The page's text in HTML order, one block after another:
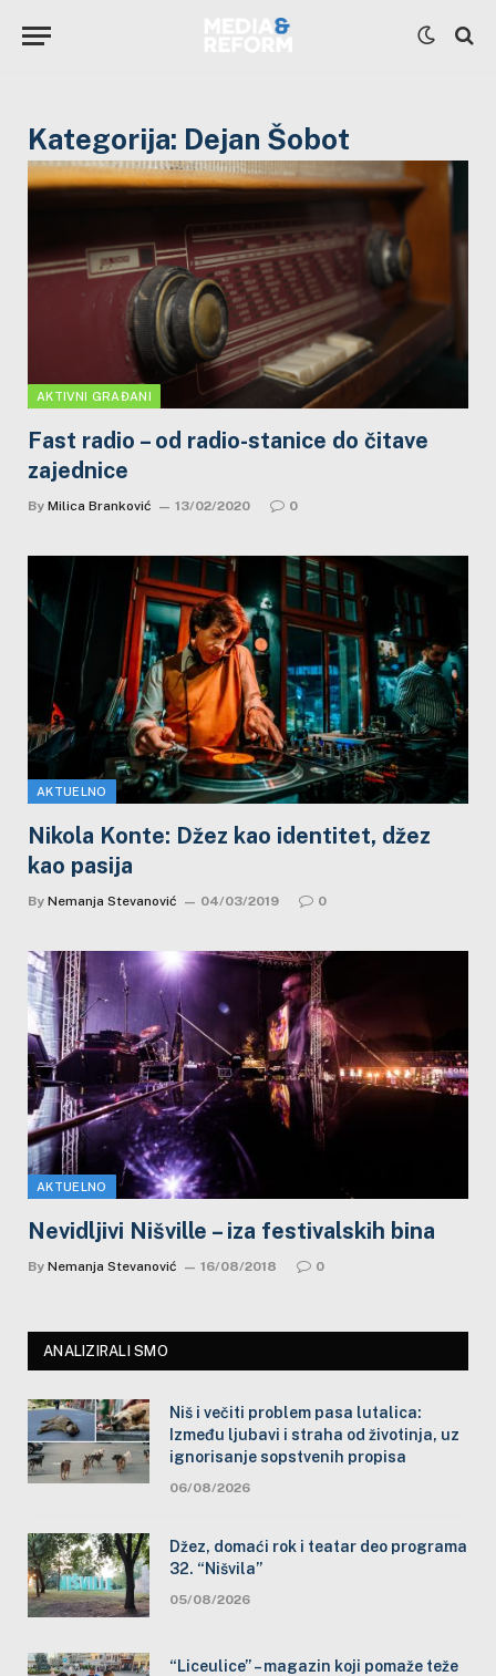
Kategorija: Dejan Šobot
AKTIVNI GRAĐANI
Fast radio – od radio-stanice do čitave
zajednice
By Milica Branković 13/02/2020 0
AKTUELNO
Nikola Konte: Džez kao identitet, džez
kao pasija
By Nemanja Stevanović 04/03/2019 0
AKTUELNO
Nevidljivi Nišville – iza festivalskih bina
By Nemanja Stevanović 16/08/2018 0
ANALIZIRALI SMO
Niš i večiti problem pasa lutalica:
Između ljubavi i straha od životinja, uz
ignorisanje sopstvenih propisa
06/08/2026
Džez, domaći rok i teatar deo programa
32. “Nišvila”
05/08/2026
“Liceulice” – magazin koji pomaže teže